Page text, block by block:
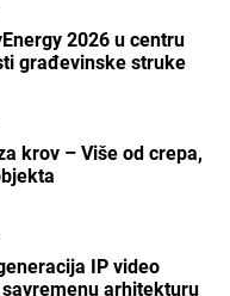
2026 u centru
građevinske struke
krov – Više od crepa,
IP video
arhitekturu